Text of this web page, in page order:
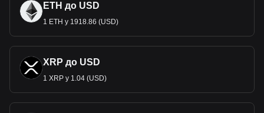
ETH до USD
1 ETH у 1918.86 (USD)
XRP до USD
1 XRP у 1.04 (USD)